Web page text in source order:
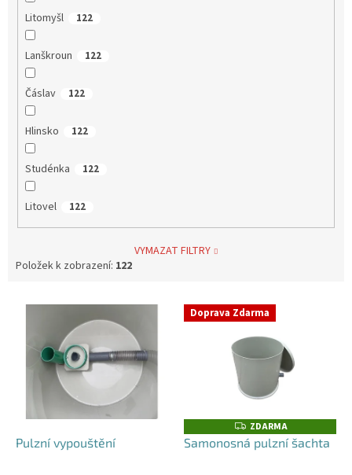
Litomyšl 122
Lanškroun 122
Čáslav 122
Hlinsko 122
Studénka 122
Litovel 122
VYMAZAT FILTRY
Položek k zobrazení: 122
Pulzní vypouštění
Doprava Zdarma
Z
D
A
ZDARMA
Samonosná pulzní šachta